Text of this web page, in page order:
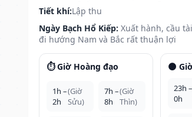
Tiết khí:Lập thu
Ngày Bạch Hổ Kiếp: Xuất hành, cầu
đi hướng Nam và Bắc rất thuận lợi
⏱️ Giờ Hoàng đạo
1h –
2h
(Giờ
Sửu)
7h –
8h
(Giờ
Thìn)
🌑
23h –
0h